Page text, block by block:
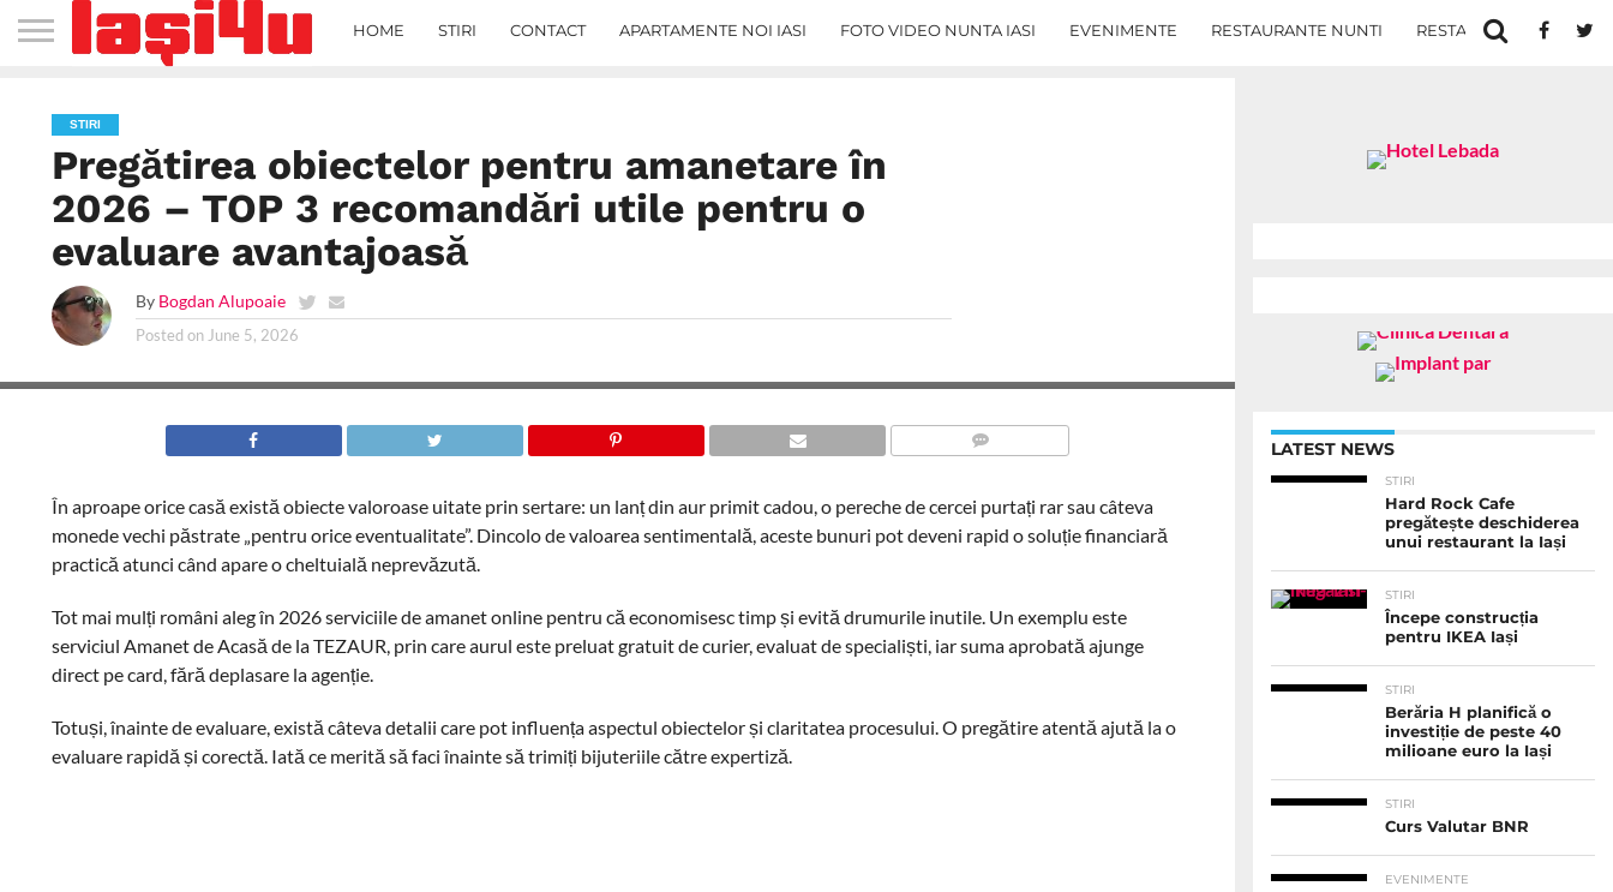
HOME STIRI CONTACT APARTAMENTE NOI IASI FOTO VIDEO NUNTA IASI EVENIMENTE RESTAURANTE NUNTI RESTAURANTE IN IASI
STIRI
Pregătirea obiectelor pentru amanetare în
2026 – TOP 3 recomandări utile pentru o
evaluare avantajoasă
By Bogdan Alupoaie
Posted on June 5, 2026
În aproape orice casă există obiecte valoroase uitate prin sertare: un lanț din aur primit cadou, o pereche de cercei purtați rar sau câteva
monede vechi păstrate „pentru orice eventualitate”. Dincolo de valoarea sentimentală, aceste bunuri pot deveni rapid o soluție financiară
practică atunci când apare o cheltuială neprevăzută.
Tot mai mulți români aleg în 2026 serviciile de amanet online pentru că economisesc timp și evită drumurile inutile. Un exemplu este
serviciul Amanet de Acasă de la TEZAUR, prin care aurul este preluat gratuit de curier, evaluat de specialiști, iar suma aprobată ajunge
direct pe card, fără deplasare la agenție.
Totuși, înainte de evaluare, există câteva detalii care pot influența aspectul obiectelor și claritatea procesului. O pregătire atentă ajută la o
evaluare rapidă și corectă. Iată ce merită să faci înainte să trimiți bijuteriile către expertiză.
LATEST NEWS
STIRI
Hard Rock Cafe
pregătește deschiderea
unui restaurant la Iași
STIRI
Începe construcția
pentru IKEA Iași
STIRI
Berăria H planifică o
investiție de peste 40
milioane euro la Iași
STIRI
Curs Valutar BNR
EVENIMENTE